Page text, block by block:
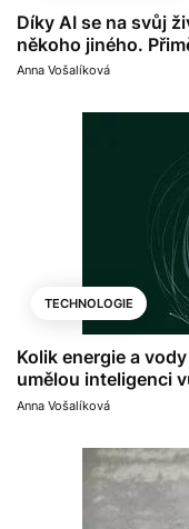
Díky AI se na svůj
někoho jiného.
Anna Vošalíková
TECHNOLOGIE
Kolik energie a
umělou inteligenci
Anna Vošalíková